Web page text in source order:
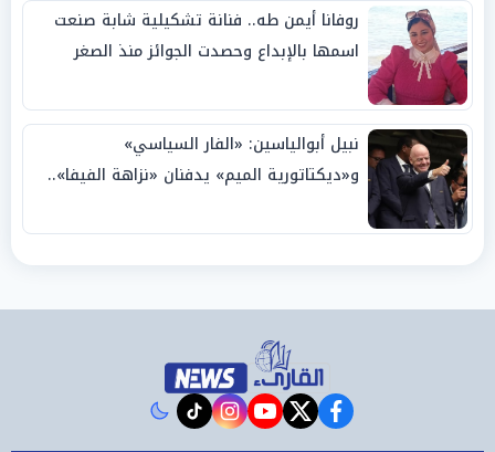
روفانا أيمن طه.. فنانة تشكيلية شابة صنعت
اسمها بالإبداع وحصدت الجوائز منذ الصغر
نبيل أبوالياسين: «الفار السياسي»
و«ديكتاتورية الميم» يدفنان «نزاهة الفيفا»..
facebook
twitter
youtube
instagram
tiktok